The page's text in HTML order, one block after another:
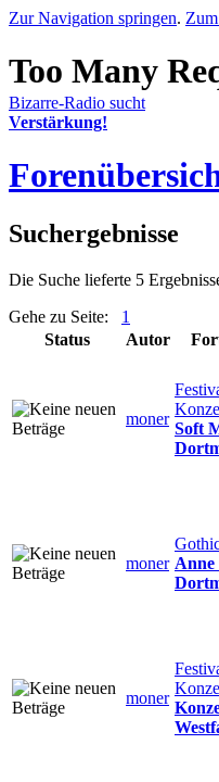
Zur Navigation springen.
Bizarre-Radio sucht
Verstärkung!
Suchergebnisse
Die Suche lieferte 5
Gehe zu Seite: 1
Status
Autor
moner
Soft
moner
moner